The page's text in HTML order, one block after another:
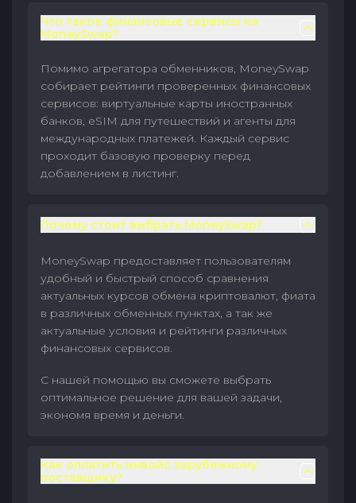
Что такое финансовые сервисы на
MoneySwap?
Помимо агрегатора обменников, MoneySwap
собирает рейтинги проверенных финансовых
сервисов: виртуальные карты иностранных
банков, eSIM для путешествий и агенты для
международных платежей. Каждый сервис
проходит базовую проверку перед
добавлением в листинг.
Почему стоит выбрать MoneySwap?
MoneySwap предоставляет пользователям
удобный и быстрый способ сравнения
актуальных курсов обмена криптовалют, фиата
в различных обменных пунктах, а так же
актуальные условия и рейтинги различных
финансовых сервисов.
С нашей помощью вы сможете выбрать
оптимальное решение для вашей задачи,
экономя время и деньги.
Как оплатить инвойс зарубежному
поставщику?